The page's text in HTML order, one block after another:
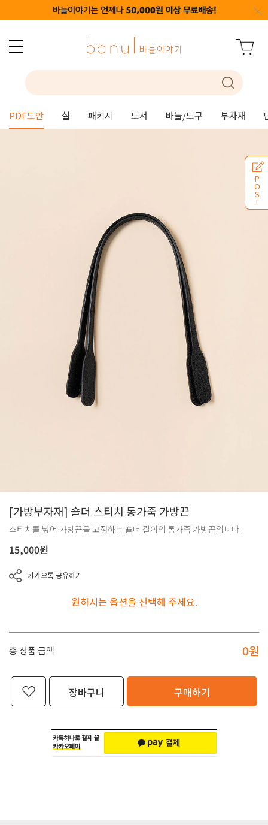
PDF도안 실 패키지 도서 바늘/도구 부자재
P
O
S
T
[가방부자재] 숄더 스티치 통가죽 가방끈
스티치를 넣어 가방끈을 고정하는 숄더 길이의 통가죽 가방끈입니다.
15,000원
카카오톡 공유하기
원하시는 옵션을 선택해 주세요.
총 상품 금액 0원
장바구니 구매하기